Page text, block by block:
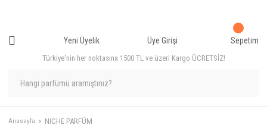
Türkiye'nin her noktasına 1500 TL ve üzeri Kargo ÜCRETSİZ!
Yeni Üyelik Üye Girişi Sepetim
Anasayfa NICHE PARFÜM